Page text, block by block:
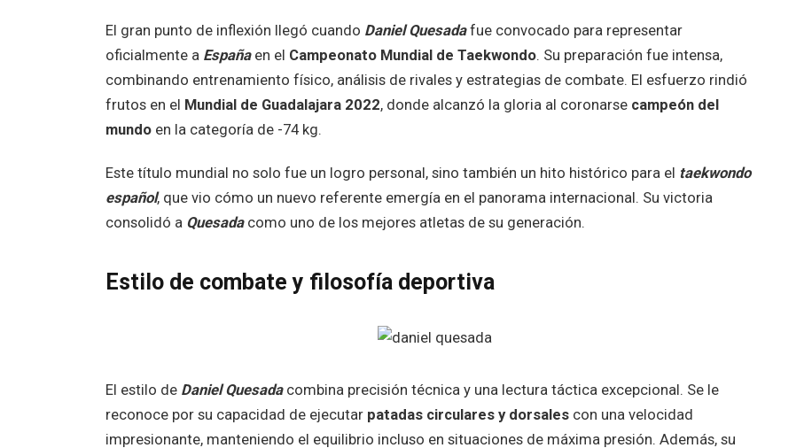
El gran punto de inflexión llegó cuando Daniel Quesadafue convocado para representar
oficialmente a Españaen el Campeonato Mundial de Taekwondo. Su preparación fue intensa,
combinando entrenamiento físico, análisis de rivales y estrategias de combate. El esfuerzo rindió
frutos en el Mundial de Guadalajara 2022, donde alcanzó la gloria al coronarse campeón del
mundoen la categoría de -74 kg.
Este título mundial no solo fue un logro personal, sino también un hito histórico para el taekwondo
español, que vio cómo un nuevo referente emergía en el panorama internacional. Su victoria
consolidó a Quesadacomo uno de los mejores atletas de su generación.
Estilo de combate y filosofía deportiva
El estilo de Daniel Quesadacombina precisión técnica y una lectura táctica excepcional. Se le
reconoce por su capacidad de ejecutar patadas circulares y dorsalescon una velocidad
impresionante, manteniendo el equilibrio incluso en situaciones de máxima presión. Además, su